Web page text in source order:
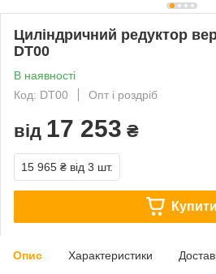
Циліндричний редуктор
DT00
В наявності
Код: DT00
Опт і роздріб
від 17 253 ₴
15 965 ₴ від 3 шт.
Купити
Опис Характеристики